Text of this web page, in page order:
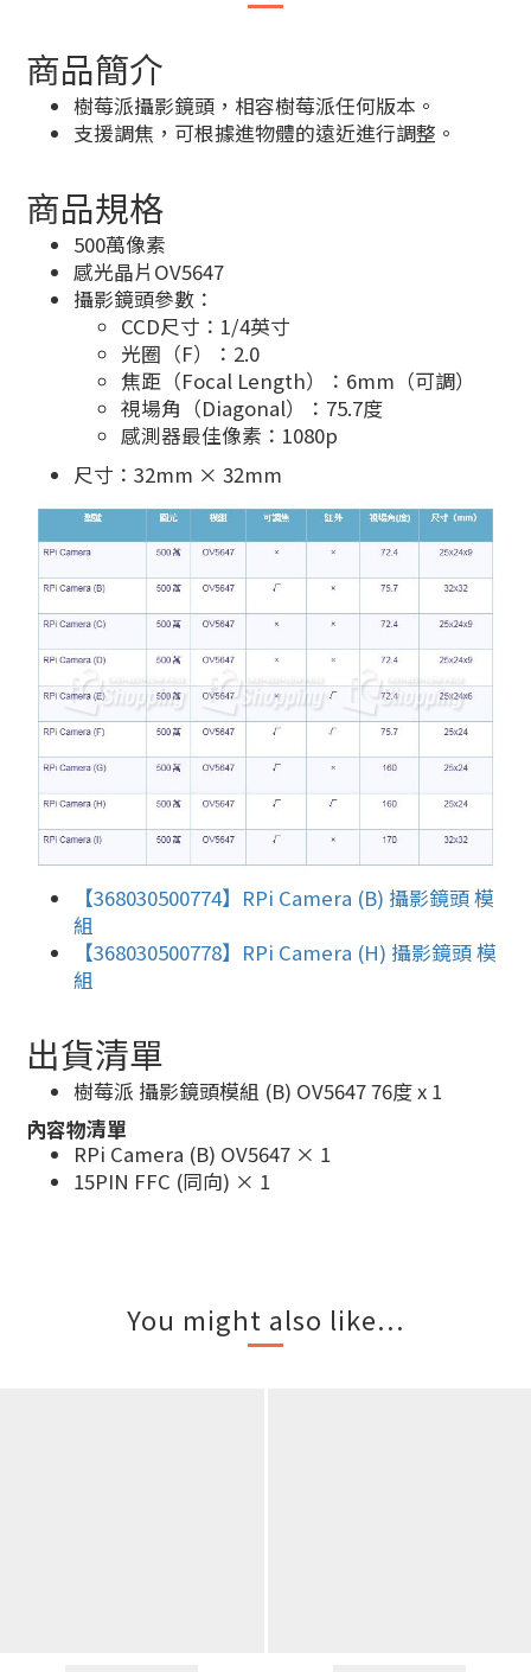
商品簡介
樹莓派攝影鏡頭，相容樹莓派任何版本。
支援調焦，可根據進物體的遠近進行調整。
商品規格
500萬像素
感光晶片OV5647
攝影鏡頭參數：
CCD尺寸：1/4英寸
光圈（F）：2.0
焦距（Focal Length）：6mm（可調）
視場角（Diagonal）：75.7度
感測器最佳像素：1080p
尺寸：32mm × 32mm
【368030500774】RPi Camera (B) 攝影鏡頭 模
組
【368030500778】RPi Camera (H) 攝影鏡頭 模
組
出貨清單
樹莓派 攝影鏡頭模組 (B) OV5647 76度 x 1
內容物清單
RPi Camera (B) OV5647 × 1
15PIN FFC (同向) × 1
You might also like...